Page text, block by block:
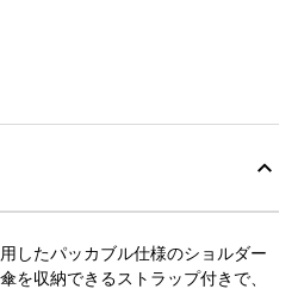
したパッカブル仕様のショルダー
を収納できるストラップ付きで、